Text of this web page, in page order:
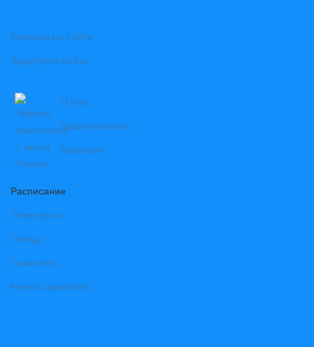
Реклама на сайте
Аудитория сайта
О нас
Наши контакты
Вакансии
Расписание
Электрички
Поезда
Самолеты
Купить авиабилет